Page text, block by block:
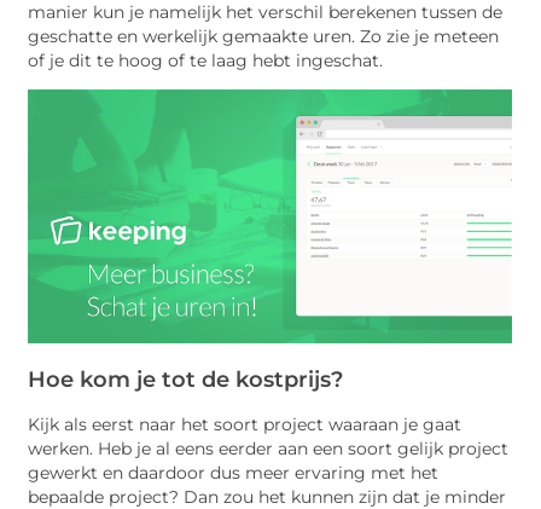
manier kun je namelijk het verschil berekenen tussen de
geschatte en werkelijk gemaakte uren. Zo zie je meteen
of je dit te hoog of te laag hebt ingeschat.
Hoe kom je tot de kostprijs?
Kijk als eerst naar het soort project waaraan je gaat
werken. Heb je al eens eerder aan een soort gelijk project
gewerkt en daardoor dus meer ervaring met het
bepaalde project? Dan zou het kunnen zijn dat je minder